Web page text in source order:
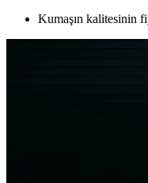
Kumaşın kalitesinin